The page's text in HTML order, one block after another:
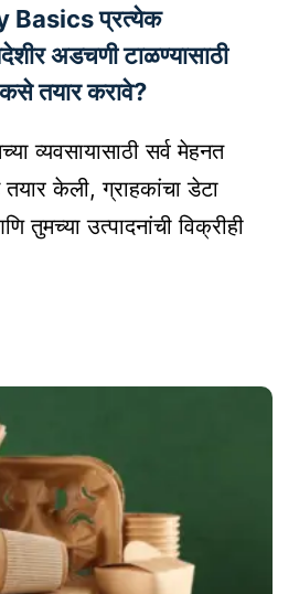
प्रत्येक
अडचणी टाळण्यासाठी
कसे तयार करावे?
व्यवसायासाठी सर्व मेहनत
केली, ग्राहकांचा डेटा
तुमच्या उत्पादनांची विक्रीही